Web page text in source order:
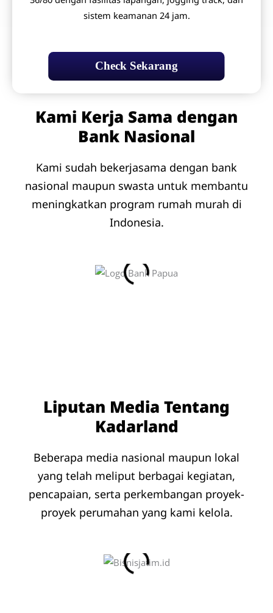
sistem keamanan 24 jam.
Kami Kerja Sama dengan
Bank Nasional
Kami sudah bekerjasama dengan bank
nasional maupun swasta untuk membantu
meningkatkan program rumah murah di
Indonesia.
Liputan Media Tentang
Kadarland
Beberapa media nasional maupun lokal
yang telah meliput berbagai kegiatan,
pencapaian, serta perkembangan proyek-
proyek perumahan yang kami kelola.